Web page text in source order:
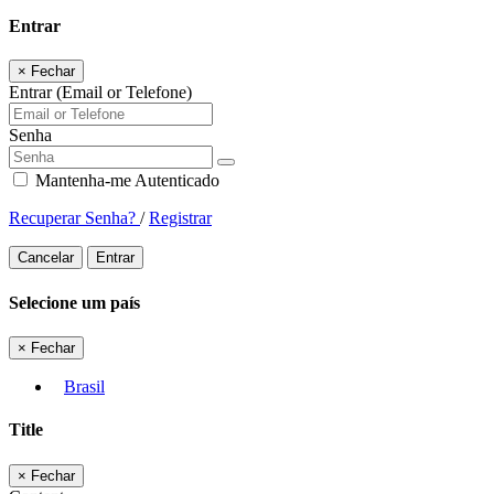
Entrar
× Fechar
Entrar (Email or Telefone)
Senha
Mantenha-me Autenticado
Recuperar Senha? /Registrar
Cancelar Entrar
Selecione um país
× Fechar
Brasil
Title
× Fechar